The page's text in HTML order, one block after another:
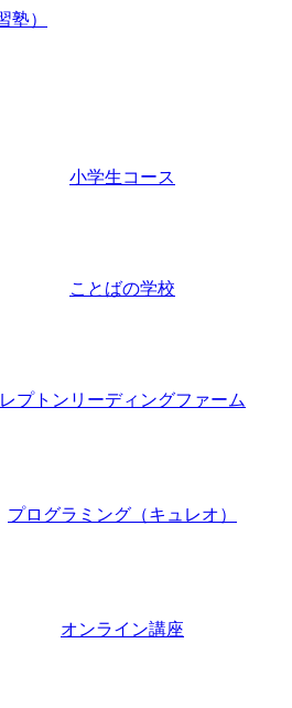
小学生コース
ことばの学校
レプトンリーディングファーム
プログラミング（キュレオ）
オンライン講座